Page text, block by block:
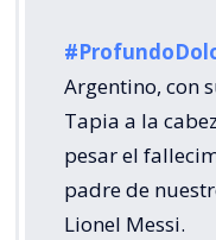
Argentino, con
Tapia a la
pesar el
padre de
Lionel Messi.